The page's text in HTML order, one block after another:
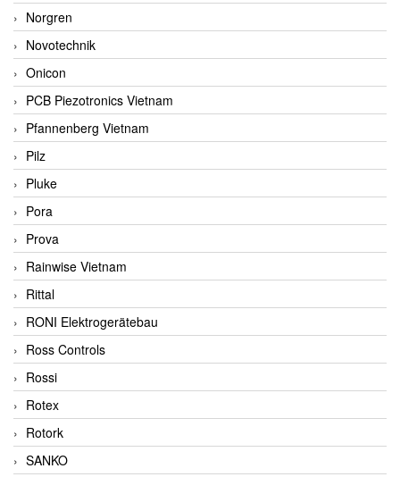
Norgren
Novotechnik
Onicon
PCB Piezotronics Vietnam
Pfannenberg Vietnam
Pilz
Pluke
Pora
Prova
Rainwise Vietnam
Rittal
RONI Elektrogerätebau
Ross Controls
Rossi
Rotex
Rotork
SANKO